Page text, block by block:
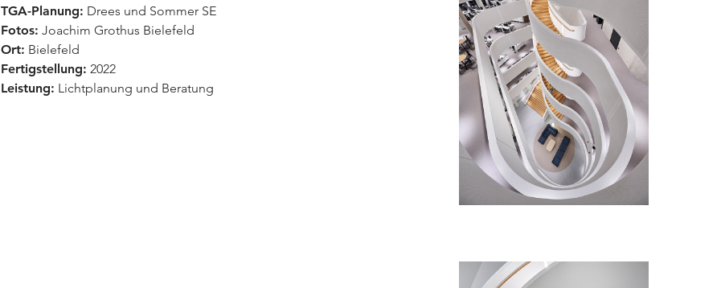
TGA-Planung: Drees und Sommer SE
Fotos: Joachim Grothus Bielefeld
Ort: Bielefeld
Fertigstellung: 2022
Leistung: Lichtplanung und Beratung